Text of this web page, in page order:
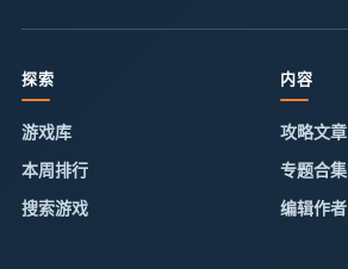
探索
游戏库
本周排行
搜索游戏
内容
攻略文章
专题合集
编辑作者